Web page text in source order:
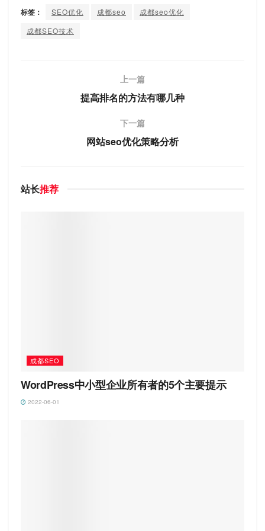
标签： SEO优化 成都seo
成都seo优化
成都SEO技术
上一篇
提高排名的方法有哪几种
下一篇
网站seo优化策略分析
站长推荐
成都SEO
WordPress中小型企业所有者的5个主要提示
2022-06-01